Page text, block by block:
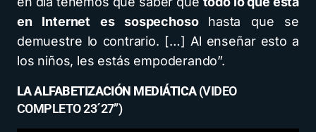
en Internet es sospechoso hasta que se
demuestre lo contrario. […] Al enseñar esto a
los niños, les estás empoderando”.
LA ALFABETIZACIÓN MEDIÁTICA(VIDEO
COMPLETO 23´27”)